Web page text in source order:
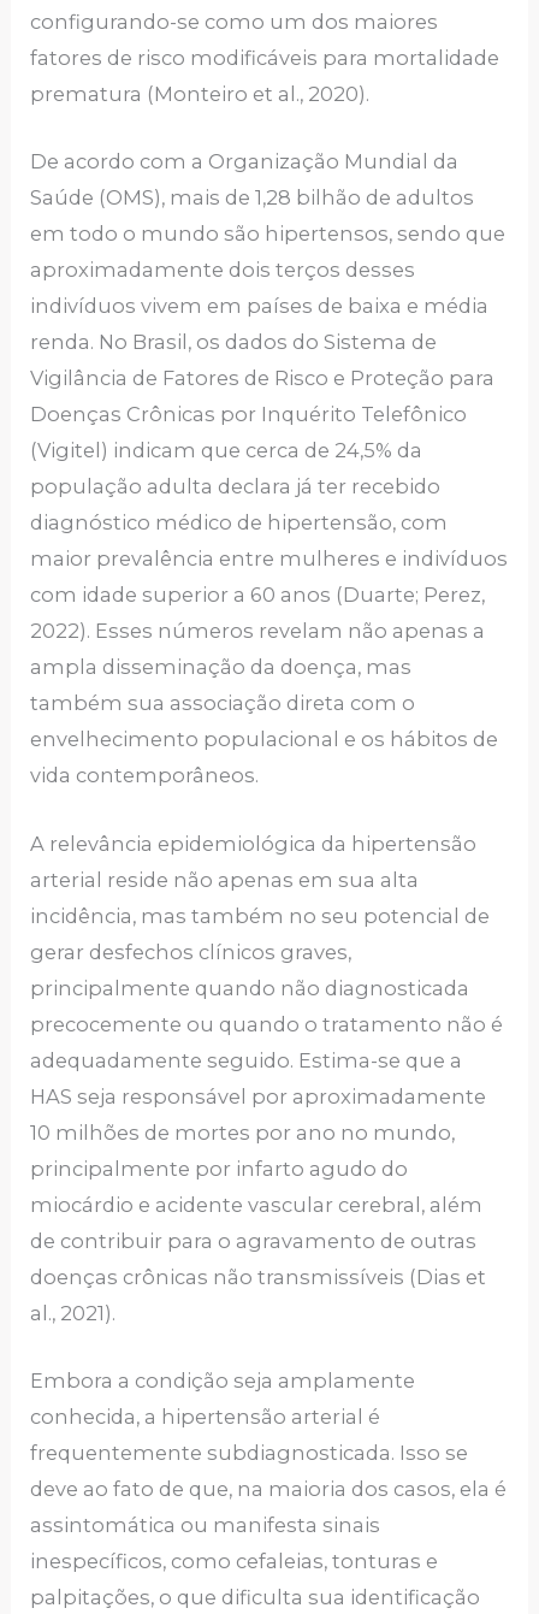
configurando-se como um dos maiores
fatores de risco modificáveis para mortalidade
prematura (Monteiro et al., 2020).
De acordo com a Organização Mundial da
Saúde (OMS), mais de 1,28 bilhão de adultos
em todo o mundo são hipertensos, sendo que
aproximadamente dois terços desses
indivíduos vivem em países de baixa e média
renda. No Brasil, os dados do Sistema de
Vigilância de Fatores de Risco e Proteção para
Doenças Crônicas por Inquérito Telefônico
(Vigitel) indicam que cerca de 24,5% da
população adulta declara já ter recebido
diagnóstico médico de hipertensão, com
maior prevalência entre mulheres e indivíduos
com idade superior a 60 anos (Duarte; Perez,
2022). Esses números revelam não apenas a
ampla disseminação da doença, mas
também sua associação direta com o
envelhecimento populacional e os hábitos de
vida contemporâneos.
A relevância epidemiológica da hipertensão
arterial reside não apenas em sua alta
incidência, mas também no seu potencial de
gerar desfechos clínicos graves,
principalmente quando não diagnosticada
precocemente ou quando o tratamento não é
adequadamente seguido. Estima-se que a
HAS seja responsável por aproximadamente
10 milhões de mortes por ano no mundo,
principalmente por infarto agudo do
miocárdio e acidente vascular cerebral, além
de contribuir para o agravamento de outras
doenças crônicas não transmissíveis (Dias et
al., 2021).
Embora a condição seja amplamente
conhecida, a hipertensão arterial é
frequentemente subdiagnosticada. Isso se
deve ao fato de que, na maioria dos casos, ela é
assintomática ou manifesta sinais
inespecíficos, como cefaleias, tonturas e
palpitações, o que dificulta sua identificação